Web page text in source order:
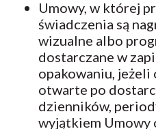
Umowy, w której
świadczenia są
wizualne albo
dostarczane w
opakowaniu, jeżeli
otwarte po
dzienników,
wyjątkiem Umowy